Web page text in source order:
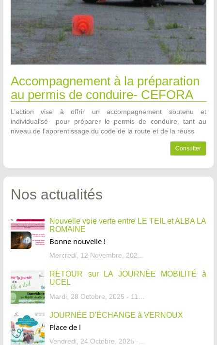
Accompagnement à la préparation
au permis de conduire- CEFORA
L’action vise à offrir un accompagnement soutenu et
individualisé pour préparer le permis de conduire, tant au
niveau de l’apprentissage du code de la route et de la réuss
Consulter
Nos actualités
Nouvelle voie verte entre LE TEIL et ALBA LA
ROMAINE
Bonne nouvelle !
RETOUR sur LA JOURNÉE MOBILITÉ à
UCEL
JOURNÉE D'ÉCHANGE à VERNOUX
Place de l